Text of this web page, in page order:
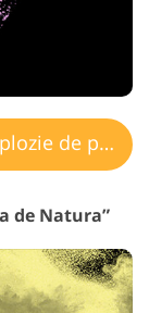
de pulbere
de Natura”